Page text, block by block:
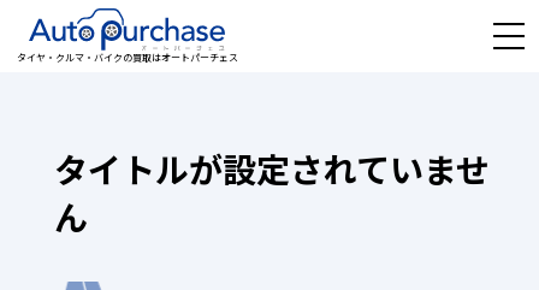
タイヤ・クルマ・バイクの買取はオートパーチェス
タイトルが設定されていませ
ん